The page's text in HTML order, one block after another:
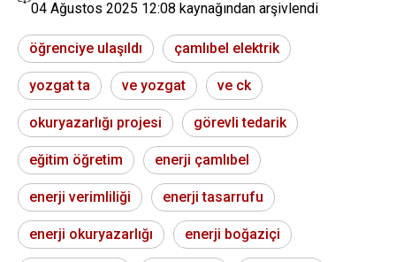
04 Ağustos 2025 12:08 kaynağından arşivlendi
öğrenciye ulaşıldı çamlıbel elektrik
yozgat ta ve yozgat ve ck
okuryazarlığı projesi görevli tedarik
eğitim öğretim enerji çamlıbel
enerji verimliliği enerji tasarrufu
enerji okuryazarlığı enerji boğaziçi